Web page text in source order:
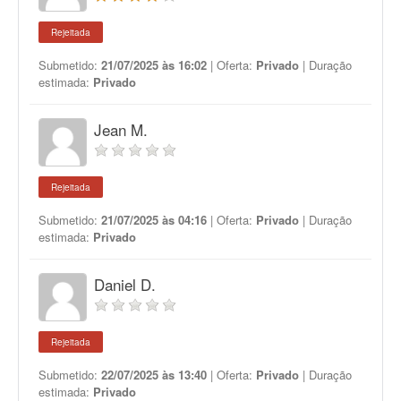
Rejeitada
Submetido: 21/07/2025 às 16:02 | Oferta: Privado | Duração
estimada: Privado
Jean M.
Rejeitada
Submetido: 21/07/2025 às 04:16 | Oferta: Privado | Duração
estimada: Privado
Daniel D.
Rejeitada
Submetido: 22/07/2025 às 13:40 | Oferta: Privado | Duração
estimada: Privado